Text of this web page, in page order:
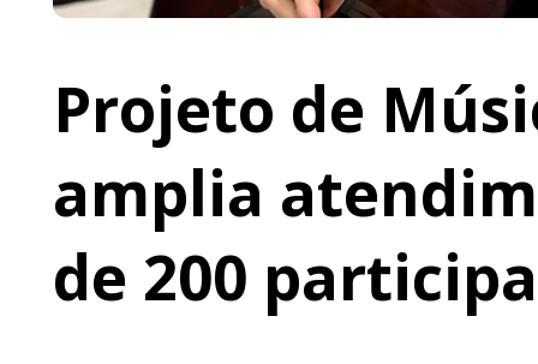
Projeto de
amplia
de 200